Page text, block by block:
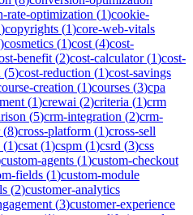
rate-optimization (1)cookie-
)copyrights (1)core-web-vitals
)cosmetics (1)cost (4)cost-
benefit (2)cost-calculator(1)cost-
(5)cost-reduction (1)cost-savings
creation (1)courses (3)cpa
(1)crewai (2)criteria (1)crm
(5)crm-integration (2)crm-
(8)cross-platform (1)cross-sell
(1)csat (1)cspm (1)csrd (3)css
custom-agents (1)custom-checkout
fields (1)custom-module
(2)customer-analytics
(3)customer-experience